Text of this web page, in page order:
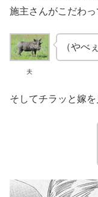
施主さんがこだわっ
夫
（やべ
そしてチラッと嫁を